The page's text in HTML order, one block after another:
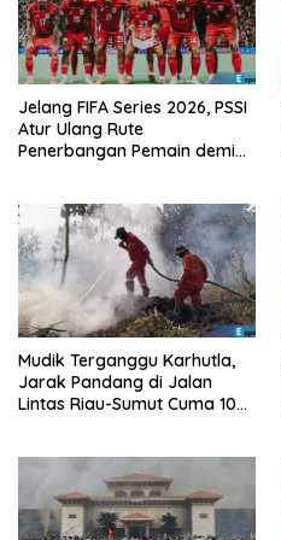
Jelang FIFA Series 2026, PSSI
Atur Ulang Rute
Penerbangan Pemain demi
Mudik Terganggu Karhutla,
Jarak Pandang di Jalan
Lintas Riau-Sumut Cuma 10